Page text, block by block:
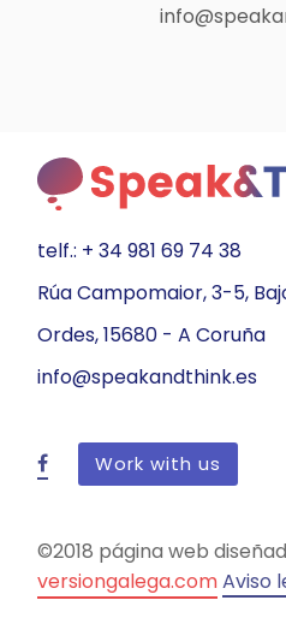
telf.: + 34 981 69 74 38
Rúa Campomaior, 3-5,
Ordes, 15680 - A Coruña
info@speakandthink.es
Work with us
©2018 página web
versiongalega.comAviso